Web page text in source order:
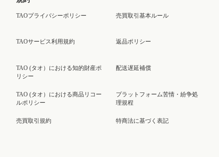
TAOプライバシーポリシー
TAOサービス利用規約
TAO (タオ）における知的財産ポ
リシー
TAO (タオ）における商品リコー
ルポリシー
売買取引規約
売買取引基本ルール
返品ポリシー
配送遅延補償
プラットフォーム苦情・紛争処
理規程
特商法に基づく表記